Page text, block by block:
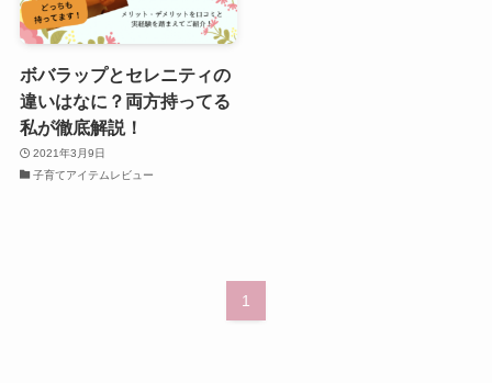
ボバラップとセレニティの
違いはなに？両方持ってる
私が徹底解説！
2021年3月9日
子育てアイテムレビュー
1